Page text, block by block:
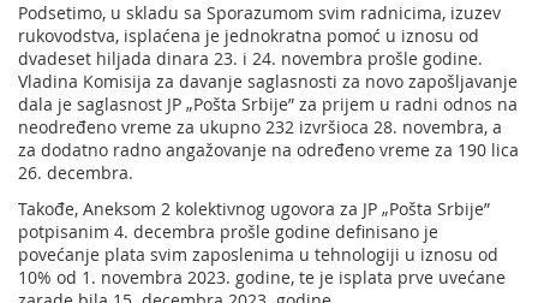
Podsetimo, u skladu sa Sporazumom svim radnicima, izuzev
rukovodstva, isplaćena je jednokratna pomoć u iznosu od
dvadeset hiljada dinara 23. i 24. novembra prošle godine.
Vladina Komisija za davanje saglasnosti za novo zapošljavanje
dala je saglasnost JP „Pošta Srbije” za prijem u radni odnos na
neodređeno vreme za ukupno 232 izvršioca 28. novembra, a
za dodatno radno angažovanje na određeno vreme za 190 lica
26. decembra.
Takođe, Aneksom 2 kolektivnog ugovora za JP „Pošta Srbije”
potpisanim 4. decembra prošle godine definisano je
povećanje plata svim zaposlenima u tehnologiji u iznosu od
10% od 1. novembra 2023. godine, te je isplata prve uvećane